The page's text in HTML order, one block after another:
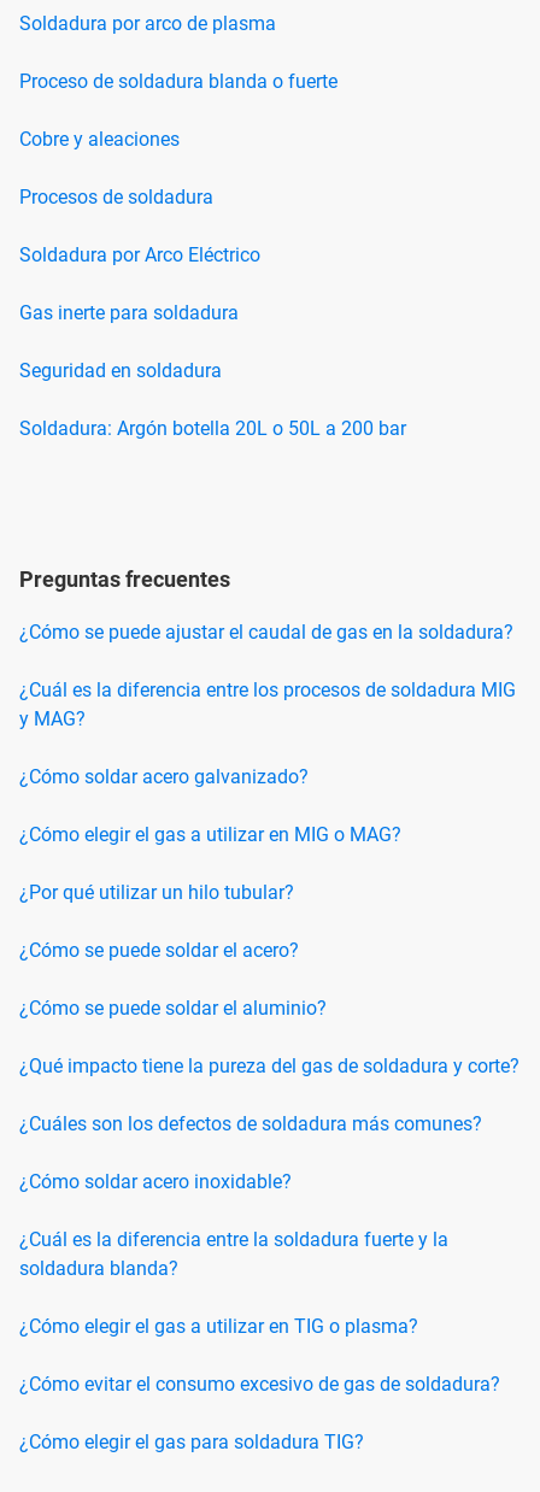
Soldadura por arco de plasma
Proceso de soldadura blanda o fuerte
Cobre y aleaciones
Procesos de soldadura
Soldadura por Arco Eléctrico
Gas inerte para soldadura
Seguridad en soldadura
Soldadura: Argón botella 20L o 50L a 200 bar
Preguntas frecuentes
¿Cómo se puede ajustar el caudal de gas en la soldadura?
¿Cuál es la diferencia entre los procesos de soldadura MIG
y MAG?
¿Cómo soldar acero galvanizado?
¿Cómo elegir el gas a utilizar en MIG o MAG?
¿Por qué utilizar un hilo tubular?
¿Cómo se puede soldar el acero?
¿Cómo se puede soldar el aluminio?
¿Qué impacto tiene la pureza del gas de soldadura y corte?
¿Cuáles son los defectos de soldadura más comunes?
¿Cómo soldar acero inoxidable?
¿Cuál es la diferencia entre la soldadura fuerte y la
soldadura blanda?
¿Cómo elegir el gas a utilizar en TIG o plasma?
¿Cómo evitar el consumo excesivo de gas de soldadura?
¿Cómo elegir el gas para soldadura TIG?